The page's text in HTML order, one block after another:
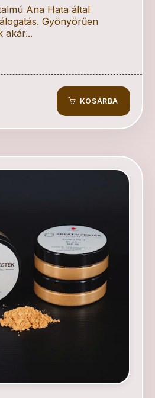
Ana Hata által
Gyönyörűen
akár...
KOSÁRBA